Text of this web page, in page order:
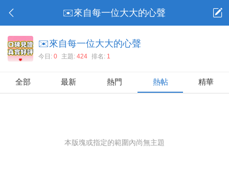
✉️來自每一位大大的心聲
✉️來自每一位大大的心聲
今日: 0 主題: 424 排名: 1
全部 最新 熱門 熱帖 精華
本版塊或指定的範圍內尚無主題